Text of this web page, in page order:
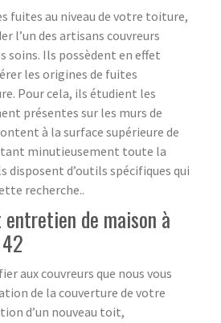
fuites au niveau de votre toiture,
l’un des artisans couvreurs
soins. Ils possèdent en effet
les origines de fuites
Pour cela, ils étudient les
présentes sur les murs de
à la surface supérieure de
minutieusement toute la
disposent d’outils spécifiques qui
recherche..
de maison à
aux couvreurs que nous vous
de la couverture de votre
d’un nouveau toit,